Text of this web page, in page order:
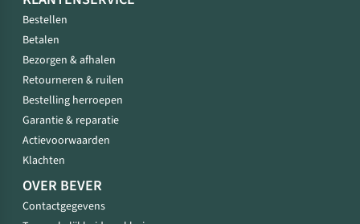
Bestellen
Betalen
Bezorgen & afhalen
Retourneren & ruilen
Bestelling herroepen
Garantie & reparatie
Actievoorwaarden
Klachten
OVER BEVER
Contactgegevens